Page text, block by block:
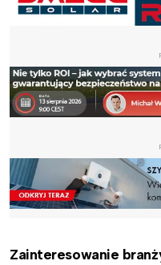
Zainteresowanie